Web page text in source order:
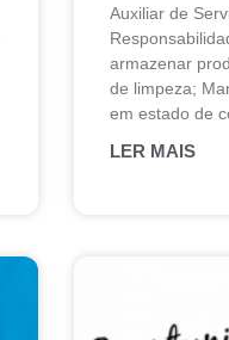
Auxiliar de
armazenar
de limpeza;
em estado de
LER MAIS